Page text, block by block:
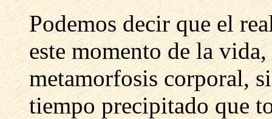
Podemos decir que el
este momento de la
metamorfosis corporal,
tiempo precipitado que